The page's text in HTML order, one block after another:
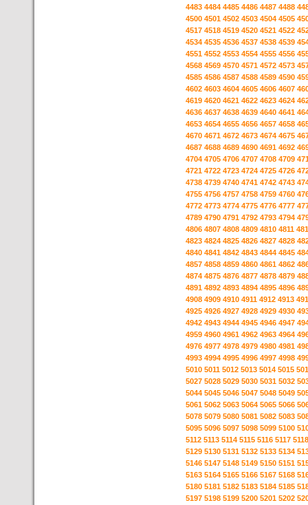
4483 4484 4485 4486 4487 4488
4500 4501 4502 4503 4504 4505
4517 4518 4519 4520 4521 4522
4534 4535 4536 4537 4538 4539
4551 4552 4553 4554 4555 4556
4568 4569 4570 4571 4572 4573
4585 4586 4587 4588 4589 4590
4602 4603 4604 4605 4606 4607
4619 4620 4621 4622 4623 4624
4636 4637 4638 4639 4640 4641
4653 4654 4655 4656 4657 4658
4670 4671 4672 4673 4674 4675
4687 4688 4689 4690 4691 4692
4704 4705 4706 4707 4708 4709
4721 4722 4723 4724 4725 4726
4738 4739 4740 4741 4742 4743
4755 4756 4757 4758 4759 4760
4772 4773 4774 4775 4776 4777
4789 4790 4791 4792 4793 4794
4806 4807 4808 4809 4810 4811
4823 4824 4825 4826 4827 4828
4840 4841 4842 4843 4844 4845
4857 4858 4859 4860 4861 4862
4874 4875 4876 4877 4878 4879
4891 4892 4893 4894 4895 4896
4908 4909 4910 4911 4912 4913
4925 4926 4927 4928 4929 4930
4942 4943 4944 4945 4946 4947
4959 4960 4961 4962 4963 4964
4976 4977 4978 4979 4980 4981
4993 4994 4995 4996 4997 4998
5010 5011 5012 5013 5014 5015
5027 5028 5029 5030 5031 5032
5044 5045 5046 5047 5048 5049
5061 5062 5063 5064 5065 5066
5078 5079 5080 5081 5082 5083
5095 5096 5097 5098 5099 5100
5112 5113 5114 5115 5116 5117 5118
5129 5130 5131 5132 5133 5134
5146 5147 5148 5149 5150 5151
5163 5164 5165 5166 5167 5168
5180 5181 5182 5183 5184 5185
5197 5198 5199 5200 5201 5202